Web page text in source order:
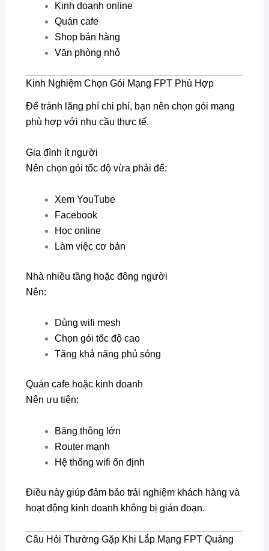
Kinh doanh online
Quán cafe
Shop bán hàng
Văn phòng nhỏ
Kinh Nghiệm Chọn Gói Mạng FPT Phù Hợp
Để tránh lãng phí chi phí, bạn nên chọn gói mạng
phù hợp với nhu cầu thực tế.
Gia đình ít người
Nên chọn gói tốc độ vừa phải để:
Xem YouTube
Facebook
Học online
Làm việc cơ bản
Nhà nhiều tầng hoặc đông người
Nên:
Dùng wifi mesh
Chọn gói tốc độ cao
Tăng khả năng phủ sóng
Quán cafe hoặc kinh doanh
Nên ưu tiên:
Băng thông lớn
Router mạnh
Hệ thống wifi ổn định
Điều này giúp đảm bảo trải nghiệm khách hàng và
hoạt động kinh doanh không bị gián đoạn.
Câu Hỏi Thường Gặp Khi Lắp Mạng FPT Quảng